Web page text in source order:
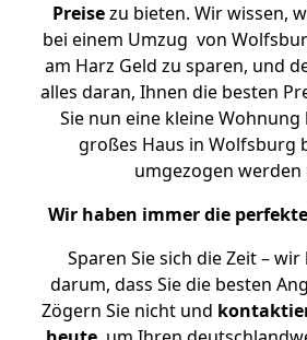
Preisezu bieten. Wir wissen,
bei einem Umzug von
am Harz Geld zu sparen, und
alles daran, Ihnen die besten
Sie nun eine kleine
großes Haus in Wolfsburg
umgezogen werden
Wir haben immer die
Sparen Sie sich die Zeit –
darum, dass Sie die besten
Zögern Sie nicht und